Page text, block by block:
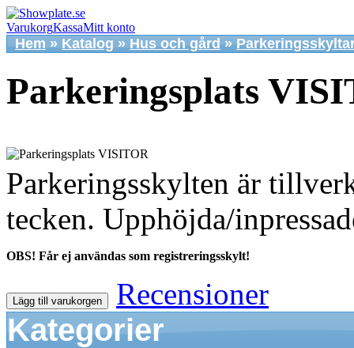
VarukorgKassaMitt konto
Hem » Katalog » Hus och gård »
Parkeringsplats
Parkeringsskylten är
tecken. Upphöjda/
OBS! Får ej användas som registreringsskylt!
Lägg till varukorgen Recensioner
Kategorier